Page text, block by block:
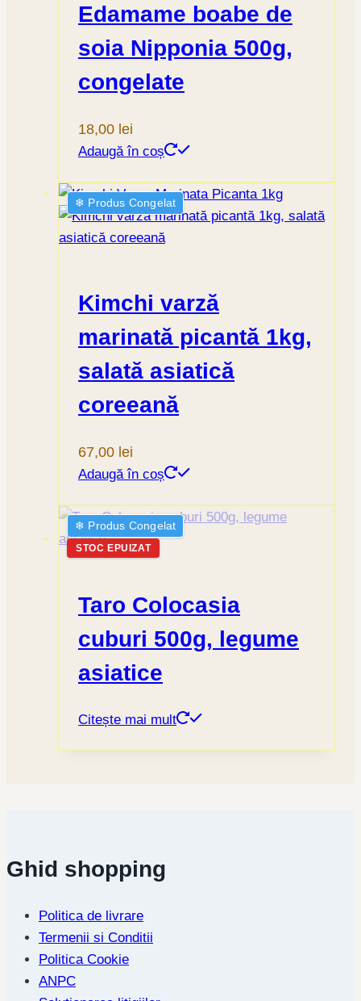
Edamame boabe de
soia Nipponia 500g,
congelate
18,00 lei
Adaugă în coș
❄︎ Produs Congelat
Kimchi varză
marinată picantă 1kg,
salată asiatică
coreeană
67,00 lei
Adaugă în coș
❄︎ Produs Congelat
STOC EPUIZAT
Taro Colocasia
cuburi 500g, legume
asiatice
Citește mai mult
Ghid shopping
Politica de livrare
Termenii si Conditii
Politica Cookie
ANPC